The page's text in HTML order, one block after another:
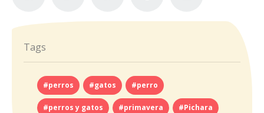
Tags
#perros #gatos #perro
#perros y gatos #primavera #Pichara